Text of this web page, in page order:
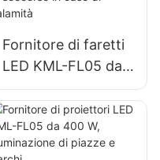
cantieri edili
Fornitore di faretti
LED KML-FL05 da
200 W,
illuminazione di
emergenza e di
soccorso in caso di